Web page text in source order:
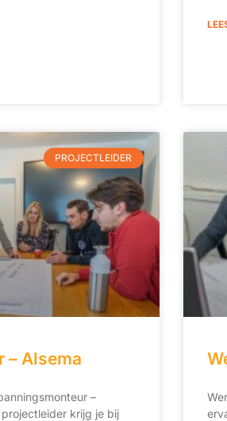
PROJECTLEIDER
– Alsema
–
krijg je bij